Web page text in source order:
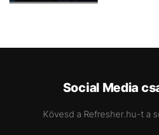
Social Media
Kövesd a Refresher.hu-t a